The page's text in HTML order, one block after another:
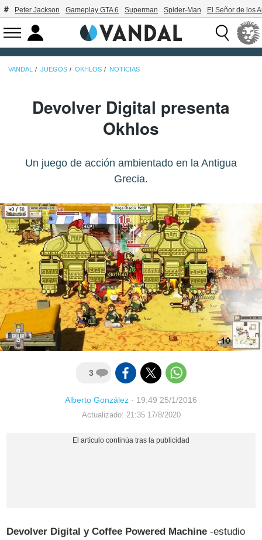
Peter Jackson Gameplay GTA 6 Superman Spider-Man El Señor de los
VANDAL JUEGOS OKHLOS NOTICIAS
Devolver Digital presenta
Okhlos
Un juego de acción ambientado en la Antigua
Grecia.
3
Alberto González · 19:49 25/1/2016
Actualizado: 21:35 17/8/2020
Devolver Digital y Coffee Powered Machine -estudio